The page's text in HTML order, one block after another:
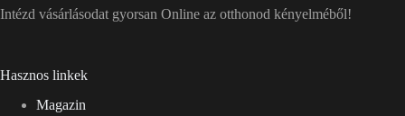
Intézd vásárlásodat gyorsan Online az otthonod kényelméből!
Hasznos linkek
Magazin